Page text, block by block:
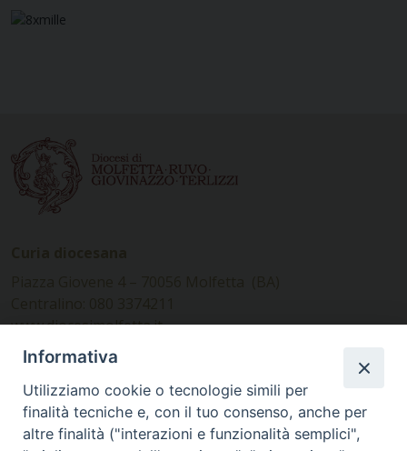
www.diocesimolfetta.it –
diocesimolfetta@pec.chiesacattolica.it
Ufficio Comunicazioni sociali
Piazza Giovene 4 – 70056 Molfetta (BA)
Informativa
Utilizziamo cookie o tecnologie simili per
finalità tecniche e, con il tuo consenso, anche per
altre finalità ("interazioni e funzionalità semplici",